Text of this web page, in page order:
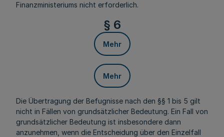
Finanzministeriums nicht erforderlich.
§ 6
Mehr
Mehr
Die Übertragung der Befugnisse nach den §§ 1 bis 5 gilt
nicht in Fällen von grundsätzlicher Bedeutung. Ein Fall von
grundsätzlicher Bedeutung ist insbesondere dann
anzunehmen, wenn die Entscheidung über den Einzelfall